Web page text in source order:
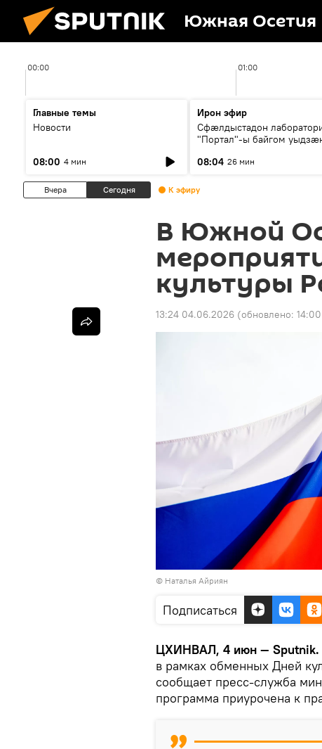
Южная Осетия
00:00 01:00
Главные темы
Новости
08:00 4 мин
Ирон эфир
Сфæлдыстадон
"Портал"-ы байгом
Æхсары куыстыты равдыст
08:04 26 мин
Вчера Сегодня К эфиру
В Южной
культуры
13:24 04.06.2026 (обновлено:
© Наталья Айриян
Подписаться
ЦХИНВАЛ, 4 июн — Sputnik.
в рамках обменных Дней
сообщает пресс-служба
программа приурочена к